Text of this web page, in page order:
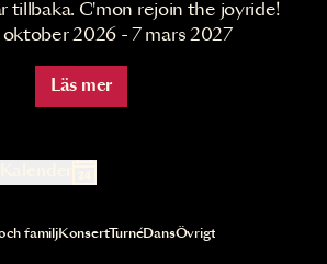
tillbaka. C'mon rejoin the joyride!
oktober 2026 - 7 mars 2027
Läs mer
Kalender
innehållet automatiskt
familjKonsertTurnéDansÖvrigt